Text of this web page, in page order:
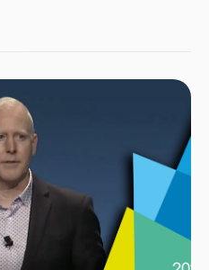
션이 늘어나도 의료진의 번아웃과
을 수 있다는 점에서도 긍정적이다.
따라 신뢰할 수 있는 의료 데이터,
정(파인튜닝)한 비즈니스 모델로
런 움직임에 발맞추고 있다. 👉
대형 병원은 의사 간호사에 AI